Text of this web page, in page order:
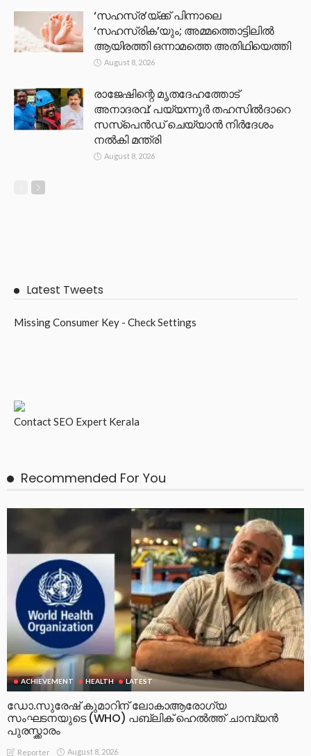
‘സഹസ്ര’യ്ക്ക് പിന്നാലെ
‘സഹസ്രിക’യും; അമ്മത്തൊട്ടിലിൽ
ആയിരത്തി ഒന്നാമത്തെ അതിഥിയെത്തി
August 8, 2026
രാജേഷിന്റെ മൃതദേഹത്തോട്
അനാദരവ്: പയ്യന്നൂർ തഹസിൽദാറെ
സസ്പെൻഡ് ചെയ്യാൻ നിർദേശം
നൽകി മന്ത്രി
August 8, 2026
Latest Tweets
Missing Consumer Key - Check Settings
ContactSEO Expert Kerala
Recommended For You
ACHIEVEMENT HEALTH LATEST
ഡോ.സുരേഷ് കുമാറിന് ലോകാആരോഗ്യ
സംഘടനയുടെ (WHO) പബ്ലിക് ഹെൽത്ത് ചാമ്പ്യൻ
പുരസ്ക്കാരം
Reporter August 8, 2026